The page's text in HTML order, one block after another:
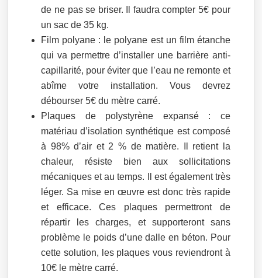
de ne pas se briser. Il faudra compter 5€ pour
un sac de 35 kg.
Film polyane : le polyane est un film étanche
qui va permettre d’installer une barrière anti-
capillarité, pour éviter que l’eau ne remonte et
abîme votre installation. Vous devrez
débourser 5€ du mètre carré.
Plaques de polystyrène expansé : ce
matériau d’isolation synthétique est composé
à 98% d’air et 2 % de matière. Il retient la
chaleur, résiste bien aux sollicitations
mécaniques et au temps. Il est également très
léger. Sa mise en œuvre est donc très rapide
et efficace. Ces plaques permettront de
répartir les charges, et supporteront sans
problème le poids d’une dalle en béton. Pour
cette solution, les plaques vous reviendront à
10€ le mètre carré.